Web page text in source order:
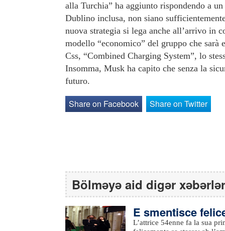
alla Turchia” ha aggiunto rispondendo a
Dublino inclusa, non siano
nuova strategia si lega anche all’arrivo in
modello “economico” del gruppo che
Css, “Combined Charging System”, lo
Insomma, Musk ha capito che senza la
futuro.
Share on Facebook Share on Twitter
Bölməyə aid digər xəbərlər
E smentisce
L’attrice 54enne fa la sua